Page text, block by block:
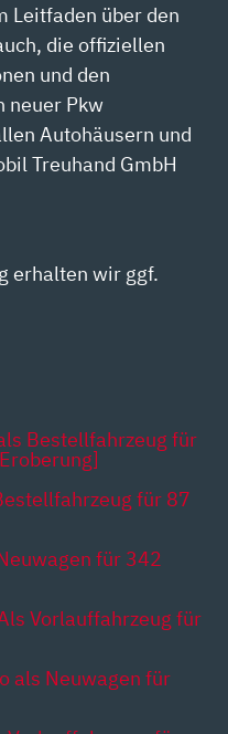
Leitfaden über den
die offiziellen
und den
neuer Pkw
Autohäusern und
Treuhand GmbH
erhalten wir ggf.
Bestellfahrzeug für
für 87
für 342
Vorlauffahrzeug für
als Neuwagen für